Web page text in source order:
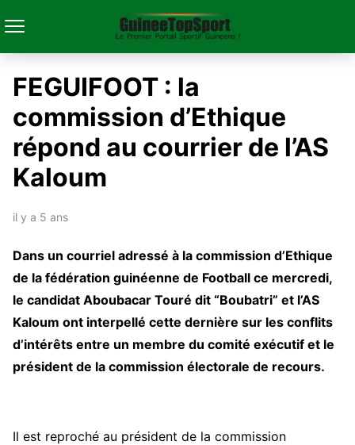
FEGUIFOOT : la
commission d’Ethique
répond au courrier de l’AS
Kaloum
il y a 5 ans
Dans un courriel adressé à la commission d’Ethique
de la fédération guinéenne de Football ce mercredi,
le candidat Aboubacar Touré dit “Boubatri” et l’AS
Kaloum ont interpellé cette dernière sur les conflits
d’intérêts entre un membre du comité exécutif et le
président de la commission électorale de recours.
Il est reproché au président de la commission